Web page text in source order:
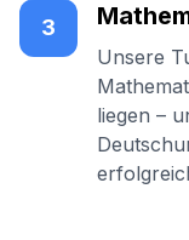
3
Unsere
liegen –